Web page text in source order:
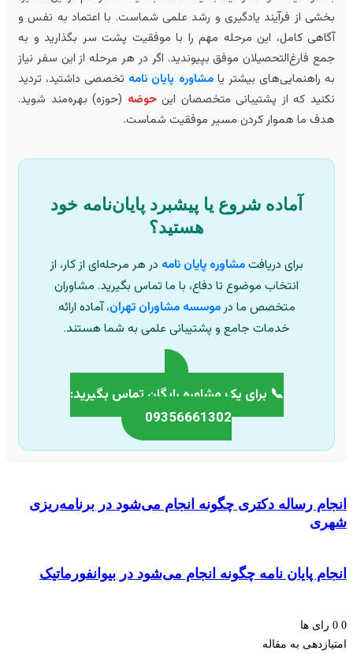
از فرآیند یادگیری و رشد علمی شماست. با اعتماد به نفس و
کامل، این مرحله مهم را با موفقیت پشت سر بگذارید و به
فارغ‌التحصیلان موفق بپیوندید. اگر در هر مرحله از این سفر نیاز
راهنمایی‌های بیشتر یامشاوره پایان نامهتخصصی داشتید، تردید
که از پشتیبانی متخصصان اینحوضه(حوزه) بهره‌مند شوید.
ما هموار کردن مسیر موفقیت شماست.
آماده شروع یا پیشبرد پایان‌نامه خود
هستید؟
برای دریافتمشاوره پایان نامهدر هر مرحله‌ای از کار، از
انتخاب موضوع تا دفاع، با ما تماس بگیرید. مشاوران
متخصص ما درموسسه مشاوران تهران، آماده ارائه
خدمات جامع و پشتیبانی علمی به شما هستند.
📞 برای یک مشاوره رایگان تماس بگیرید:
09356661302
رساله دکتری چگونه انجام می‌شود در برنامه‌ریزی
پایان نامه چگونه انجام می‌شود در بیوانفورماتیک
ها
به مقاله